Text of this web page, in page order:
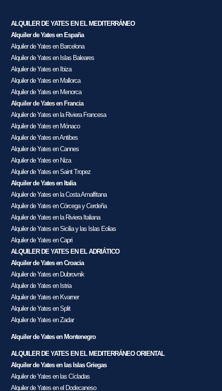
ALQUILER DE YATES EN EL MEDITERRÁNEO
Alquiler de Yates en España
Alquiler de Yates en Barcelona
Alquiler de Yates en Islas Baleares
Alquiler de Yates en Ibiza
Alquiler de Yates en Mallorca
Alquiler de Yates en Menorca
Alquiler de Yates en Francia
Alquiler de Yates en la Riviera Francesa
Alquiler de Yates en Mónaco
Alquiler de Yates en Antibes
Alquiler de Yates en Cannes
Alquiler de Yates en Niza
Alquiler de Yates en Saint Tropez
Alquiler de Yates en Italia
Alquiler de Yates en la Costa Amalfitana
Alquiler de Yates en Córcega y Cerdeña
Alquiler de Yates en la Riviera Italiana
Alquiler de Yates en Sicilia y las Islas Eolias
Alquiler de Yates en Capri
ALQUILER DE YATES EN EL ADRIÁTICO
Alquiler de Yates en Croacia
Alquiler de Yates en Dubrovnik
Alquiler de Yates en Istria
Alquiler de Yates en Kvarner
Alquiler de Yates en Split
Alquiler de Yates en Zadar
Alquiler de Yates en Montenegro
ALQUILER DE YATES EN EL MEDITERRÁNEO ORIENTAL
Alquiler de Yates en las Islas Griegas
Alquiler de Yates en las Cícladas
Alquiler de Yates en el Dodecaneso